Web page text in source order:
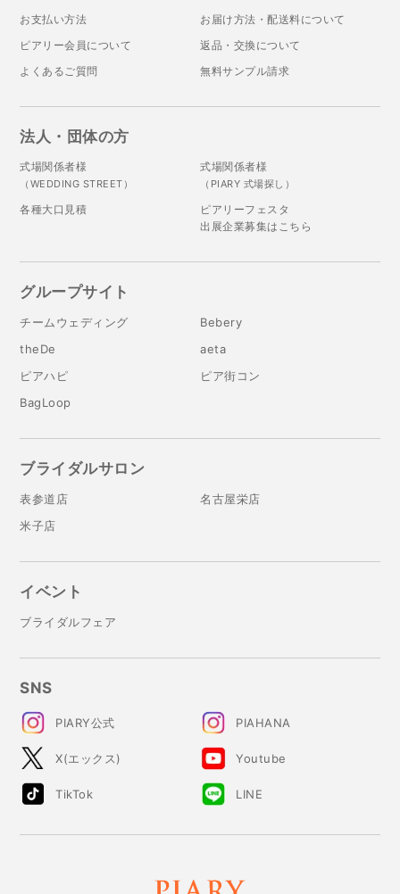
お支払い方法
お届け方法・配送料について
ピアリー会員について
返品・交換について
よくあるご質問
無料サンプル請求
法人・団体の方
式場関係者様
（WEDDING STREET）
式場関係者様
（PIARY 式場探し）
各種大口見積
ピアリーフェスタ
出展企業募集はこちら
グループサイト
チームウェディング
Bebery
theDe
aeta
ピアハピ
ピア街コン
BagLoop
ブライダルサロン
表参道店
名古屋栄店
米子店
イベント
ブライダルフェア
SNS
PIARY公式 PIAHANA
X(エックス) Youtube
TikTok LINE